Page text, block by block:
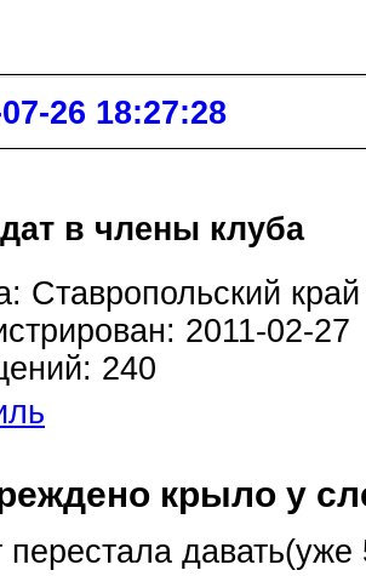
26 18:27:28
в члены клуба
Ставропольский край
2011-02-27
240
крыло у
перестала